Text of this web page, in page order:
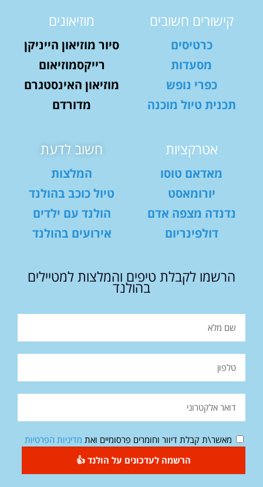
קישורים חשובים
כרטיסים
מסעדות
כפרי נופש
תכנית טיול מוכנה
מוזיאונים
סיור מוזיאון הייניקן
רייקסמוזיאום
מוזיאון האינסטגרם
מדורדם
אטרקציות
מאדאם טוסו
יורומאסט
נדנדה מצפה אדם
דולפינריום
חשוב לדעת
המלצות
טיול כוכב בהולנד
הולנד עם ילדים
אירועים בהולנד
הרשמו לקבלת טיפים והמלצות למטיילים
בהולנד
מאשר\ת קבלת דיוור וחומרים פרסומיים ואת מדיניות הפרטיות
הרשמה לעדכונים על הולנד 👍